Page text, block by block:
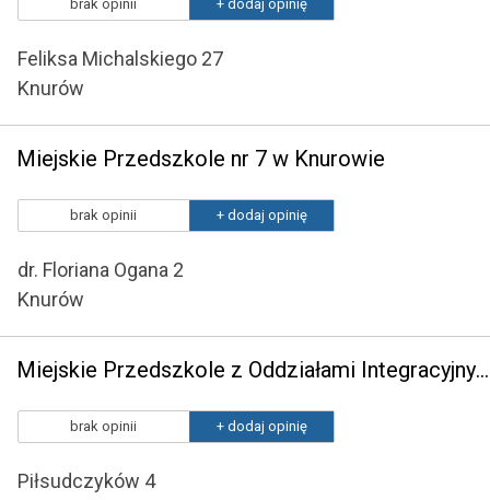
brak opinii + dodaj opinię
Feliksa Michalskiego 27
Knurów
Miejskie Przedszkole nr 7 w Knurowie
brak opinii + dodaj opinię
dr. Floriana Ogana 2
Knurów
Miejskie Przedszkole z Oddziałami Integracyjnymi nr 13 w Knurowie
brak opinii + dodaj opinię
Piłsudczyków 4